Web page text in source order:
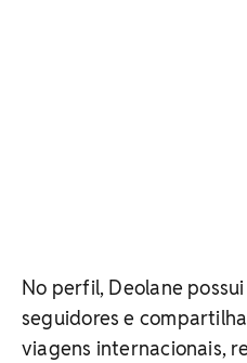
No perfil, Deolane
seguidores e
viagens internacionais,